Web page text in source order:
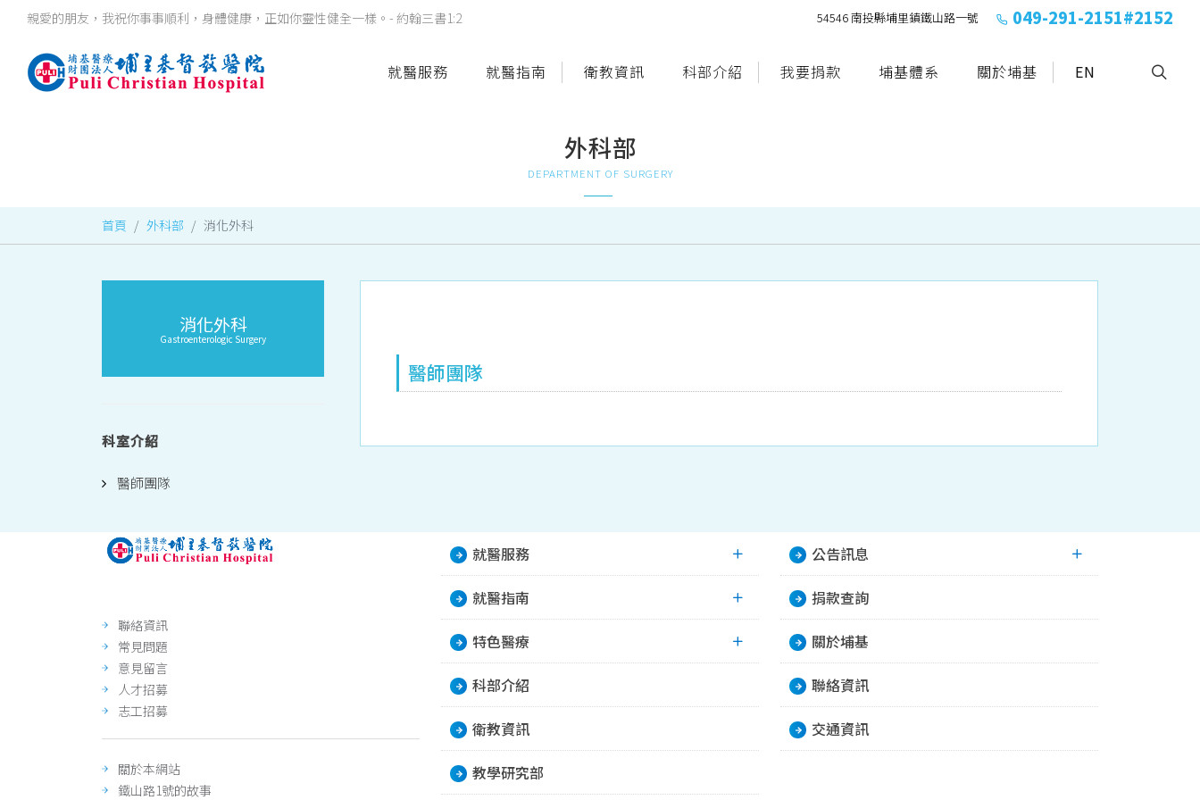
親愛的朋友，我祝你事事順利，身體健康，正如你靈性健全一樣。- 約翰三書1:2 54546 南投縣埔里鎮鐵山路一號 049-291-2151#2152
就醫服務 就醫指南 衛教資訊 科部介紹 我要捐款 埔基體系 關於埔基 EN
外科部
DEPARTMENT OF SURGERY
首頁 外科部 消化外科
醫師團隊
消化外科
Gastroenterologic Surgery
科室介紹
醫師團隊
聯絡資訊
常見問題
意見留言
人才招募
志工招募
關於本網站
鐵山路1號的故事
就醫服務
就醫指南
特色醫療
科部介紹
衛教資訊
教學研究部
公告訊息
捐款查詢
關於埔基
聯絡資訊
交通資訊